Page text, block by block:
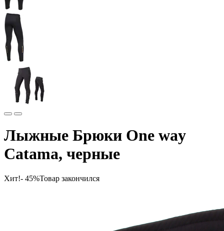
Лыжные Брюки One way
Catama, черные
Хит!- 45%Товар закончился